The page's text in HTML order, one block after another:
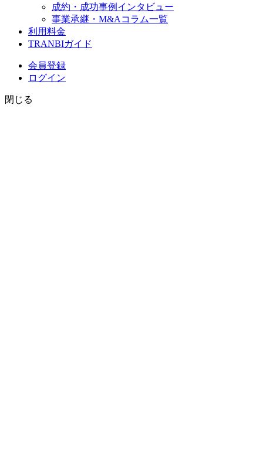
成約・成功事例インタビュー
事業承継・M&Aコラム一覧
利用料金
TRANBIガイド
会員登録
ログイン
閉じる